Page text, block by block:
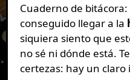
Cuaderno de bitácora: día 17. Aún no he
conseguido llegar a la
siquiera siento que
no sé ni dónde está.
certezas: hay un